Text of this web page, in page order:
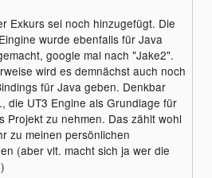
Exkurs sei noch hinzugefügt. Die
wurde ebenfalls für Java
google mal nach "Jake2".
wird es demnächst auch noch
für Java geben. Denkbar
die UT3 Engine als Grundlage für
Projekt zu nehmen. Das zählt wohl
zu meinen persönlichen
(aber vlt. macht sich ja wer die